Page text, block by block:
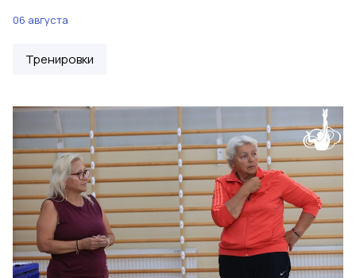
06 августа
Тренировки